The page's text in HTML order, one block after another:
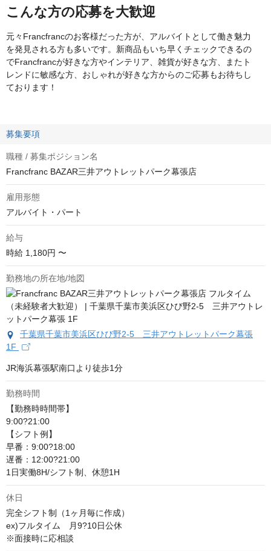
こんな方の応募を大歓迎
元々Francfrancのお客様だった方が、アルバイトとして働き魅力
を発見される方も多いです。新商品もいち早くチェックできるの
でFrancfrancが好きな方やインテリア、雑貨が好きな方、またト
レンドに敏感な方、おしゃれが好きな方からのご応募もお待ちし
ております！
募集要項
職種 / 募集ポジション名
Francfranc BAZAR三井アウトレットパーク幕張店
雇用形態
アルバイト・パート
給与
時給 1,180円 〜
勤務地の所在地/地図
千葉県千葉市美浜区ひび野2‐5 三井アウトレットパーク幕張
1F
JR海浜幕張駅南口より徒歩1分
勤務時間
【勤務時時間帯】
9:00?21:00
【シフト例】
早番：9:00?18:00
遅番：12:00?21:00
1日実働8H/シフト制、休憩1H
休日
完全シフト制（1ヶ月毎に作成）
ex)フルタイム　月9?10日公休
※面接時に応相談